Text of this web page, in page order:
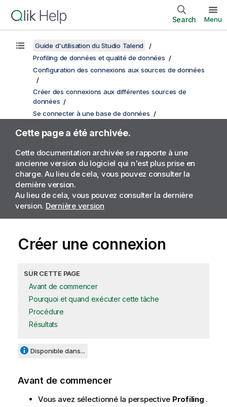
Search Menu
Guide d'utilisation du Studio Talend
Profiling de données et qualité de données
Configuration des connexions aux sources de données
Créer des connexions aux différentes sources de
données
Se connecter à une base de données
Cette page a été archivée.
Cette documentation archivée se rapporte à une
ancienne version du logiciel qui n'est plus prise en
charge. Au lieu de cela, vous pouvez consulter la
dernière version.
Au lieu de cela, vous pouvez consulter la dernière
version. Dernière version
Créer une connexion
SUR CETTE PAGE
Avant de commencer
Pourquoi et quand exécuter cette tâche
Procédure
Résultats
Disponible dans...
Avant de commencer
Vous avez sélectionné la perspective Profiling .